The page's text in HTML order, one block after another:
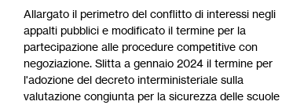
Allargato il perimetro del conflitto di interessi negli
appalti pubblici e modificato il termine per la
partecipazione alle procedure competitive con
negoziazione. Slitta a gennaio 2024 il termine per
l'adozione del decreto interministeriale sulla
valutazione congiunta per la sicurezza delle scuole